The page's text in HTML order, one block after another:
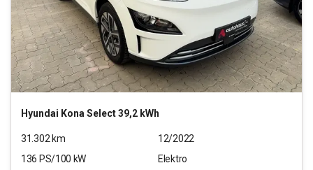
Hyundai Kona Select 39,2 kWh
31.302 km
12/2022
136 PS/100 kW
Elektro